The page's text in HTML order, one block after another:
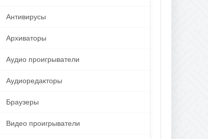
Антивирусы
Архиваторы
Аудио проигрыватели
Аудиоредакторы
Браузеры
Видео проигрыватели